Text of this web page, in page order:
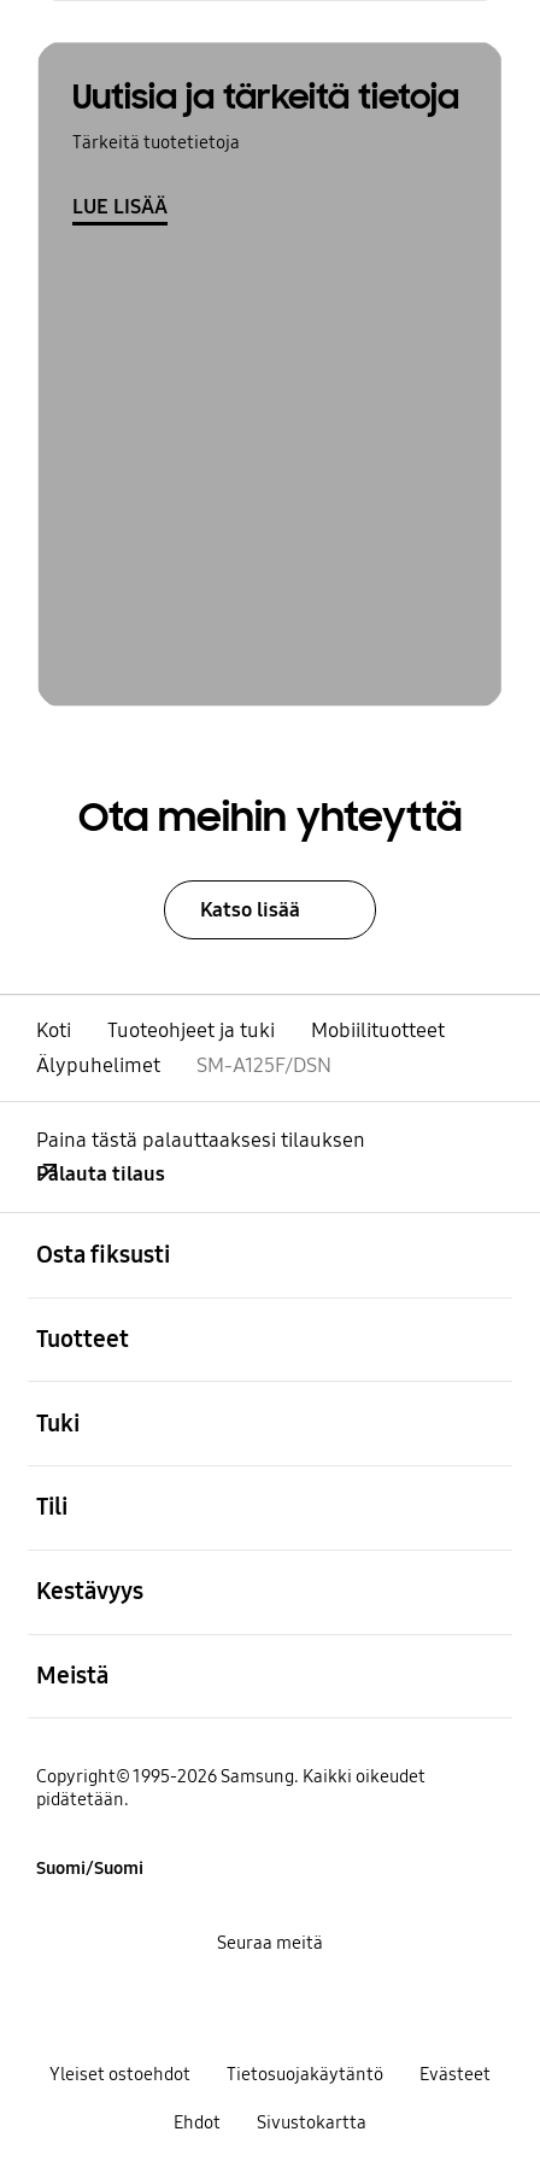
Uutisia ja tärkeitä tietoja
Tärkeitä tuotetietoja
LUE LISÄÄ
Ota meihin yhteyttä
Katso lisää
Koti Tuoteohjeet ja tuki
Mobiilituotteet
Älypuhelimet
SM-A125F/DSN
Paina tästä palauttaaksesi tilauksen
Palauta tilaus
Osta fiksusti
Tuotteet
Tuki
Tili
Kestävyys
Meistä
Copyright© 1995-2026 Samsung. Kaikki oikeudet
pidätetään.
Suomi/Suomi
Yleiset ostoehdot Tietosuojakäytäntö Evästeet
Ehdot Sivustokartta
Seuraa meitä